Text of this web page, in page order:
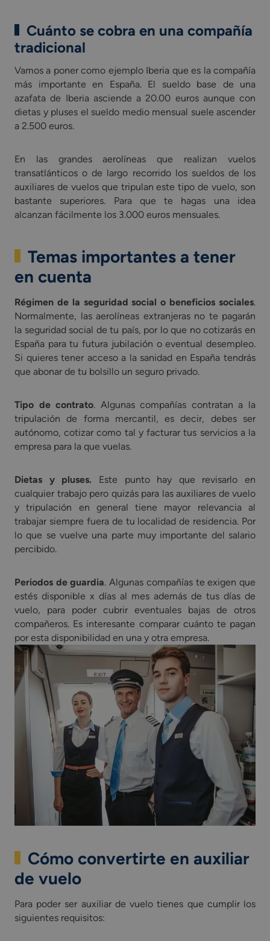
Cuánto se cobra en una compañía
tradicional
Vamos a poner como ejemplo Iberia que es la compañía
más importante en España. El sueldo base de una
azafata de Iberia asciende a 20.00 euros aunque con
dietas y pluses el sueldo medio mensual suele ascender
a 2.500 euros.
En las grandes aerolíneas que realizan vuelos
transatlánticos o de largo recorrido los sueldos de los
auxiliares de vuelos que tripulan este tipo de vuelo, son
bastante superiores. Para que te hagas una idea
alcanzan fácilmente los 3.000 euros mensuales.
Temas importantes a tener
en cuenta
Régimen de la seguridad social o beneficios sociales.
Normalmente, las aerolíneas extranjeras no te pagarán
la seguridad social de tu país, por lo que no cotizarás en
España para tu futura jubilación o eventual desempleo.
Si quieres tener acceso a la sanidad en España tendrás
que abonar de tu bolsillo un seguro privado.
Tipo de contrato. Algunas compañías contratan a la
tripulación de forma mercantil, es decir, debes ser
autónomo, cotizar como tal y facturar tus servicios a la
empresa para la que vuelas.
Dietas y pluses. Este punto hay que revisarlo en
cualquier trabajo pero quizás para las auxiliares de vuelo
y tripulación en general tiene mayor relevancia al
trabajar siempre fuera de tu localidad de residencia. Por
lo que se vuelve una parte muy importante del salario
percibido.
Periodos de guardia. Algunas compañías te exigen que
estés disponible x días al mes además de tus días de
vuelo, para poder cubrir eventuales bajas de otros
compañeros. Es interesante comparar cuánto te pagan
por esta disponibilidad en una y otra empresa.
Cómo convertirte en auxiliar
de vuelo
Para poder ser auxiliar de vuelo tienes que cumplir los
siguientes requisitos: